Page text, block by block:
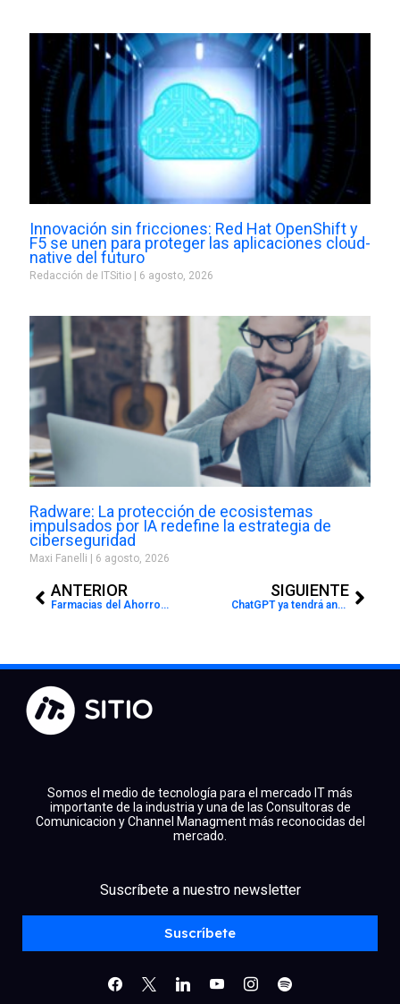
Innovación sin fricciones: Red Hat OpenShift y
F5 se unen para proteger las aplicaciones cloud-
native del futuro
Redacción de ITSitio 6 agosto, 2026
Radware: La protección de ecosistemas
impulsados por IA redefine la estrategia de
ciberseguridad
Maxi Fanelli 6 agosto, 2026
ANTERIOR
Farmacias del Ahorro apuesta por Gemini Enterprise para liberar 100 mil horas operativas
SIGUIENTE
ChatGPT ya tendrá anuncios en México: OpenAI confirma expansión de su piloto publicitario
Somos el medio de tecnología para el mercado IT más
importante de la industria y una de las Consultoras de
Comunicacion y Channel Managment más reconocidas del
mercado.
Suscríbete a nuestro newsletter
Suscríbete
facebook
x linkedinyoutubeinstagram
spotify